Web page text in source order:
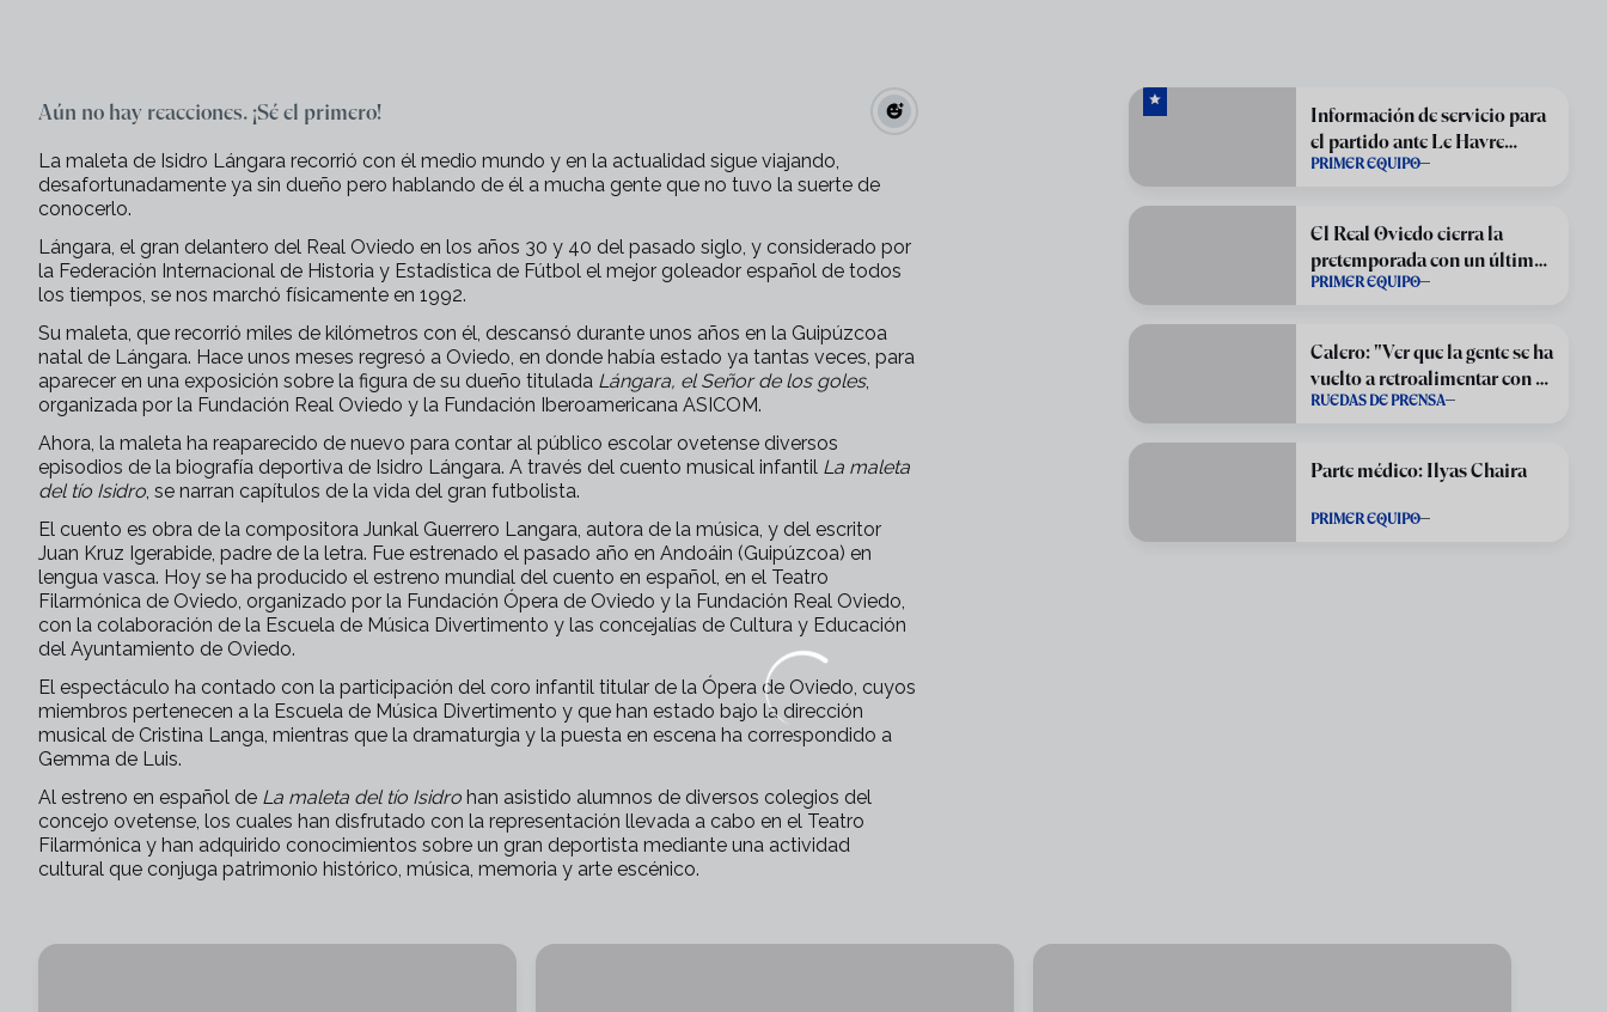
Aún no hay reacciones. ¡Sé el primero!
La maleta de Isidro Lángara recorrió con él medio mundo y en la actualidad sigue viajando,
desafortunadamente ya sin dueño pero hablando de él a mucha gente que no tuvo la suerte de
conocerlo.
Lángara, el gran delantero del Real Oviedo en los años 30 y 40 del pasado siglo, y considerado por
la Federación Internacional de Historia y Estadística de Fútbol el mejor goleador español de todos
los tiempos, se nos marchó físicamente en 1992.
Su maleta, que recorrió miles de kilómetros con él, descansó durante unos años en la Guipúzcoa
natal de Lángara. Hace unos meses regresó a Oviedo, en donde había estado ya tantas veces, para
aparecer en una exposición sobre la figura de su dueño titulada Lángara, el Señor de los goles,
organizada por la Fundación Real Oviedo y la Fundación Iberoamericana ASICOM.
Ahora, la maleta ha reaparecido de nuevo para contar al público escolar ovetense diversos
episodios de la biografía deportiva de Isidro Lángara. A través del cuento musical infantil La maleta
del tío Isidro, se narran capítulos de la vida del gran futbolista.
El cuento es obra de la compositora Junkal Guerrero Langara, autora de la música, y del escritor
Juan Kruz Igerabide, padre de la letra. Fue estrenado el pasado año en Andoáin (Guipúzcoa) en
lengua vasca. Hoy se ha producido el estreno mundial del cuento en español, en el Teatro
Filarmónica de Oviedo, organizado por la Fundación Ópera de Oviedo y la Fundación Real Oviedo,
con la colaboración de la Escuela de Música Divertimento y las concejalías de Cultura y Educación
del Ayuntamiento de Oviedo.
El espectáculo ha contado con la participación del coro infantil titular de la Ópera de Oviedo, cuyos
miembros pertenecen a la Escuela de Música Divertimento y que han estado bajo la dirección
musical de Cristina Langa, mientras que la dramaturgia y la puesta en escena ha correspondido a
Gemma de Luis.
Al estreno en español de La maleta del tío Isidro han asistido alumnos de diversos colegios del
concejo ovetense, los cuales han disfrutado con la representación llevada a cabo en el Teatro
Filarmónica y han adquirido conocimientos sobre un gran deportista mediante una actividad
cultural que conjuga patrimonio histórico, música, memoria y arte escénico.
Información de servicio para
el partido ante Le Havre
Athletic Club
PRIMER EQUIPO
El Real Oviedo cierra la
pretemporada con un último
amistoso ante el Le Havre
PRIMER EQUIPO
Calero: "Ver que la gente se ha
vuelto a retroalimentar con su
equipo"
RUEDAS DE PRENSA
Parte médico: Ilyas Chaira
PRIMER EQUIPO